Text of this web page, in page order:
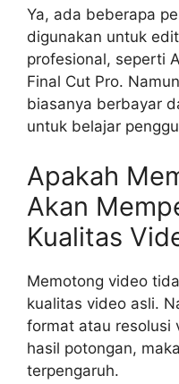
Ya, ada beberapa
digunakan untuk
profesional, seperti
Final Cut Pro.
biasanya berbayar
untuk belajar
Apakah
Akan
Kualitas
Memotong video
kualitas video asli.
format atau resolusi
hasil potongan,
terpengaruh.